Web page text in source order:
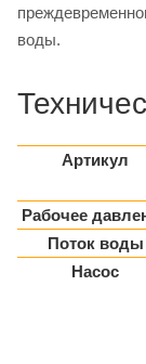
воды.
Артикул
Рабочее
Поток воды
Насос